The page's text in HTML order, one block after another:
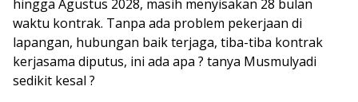
hingga Agustus 2028, masih menyisakan 28 bulan
waktu kontrak. Tanpa ada problem pekerjaan di
lapangan, hubungan baik terjaga, tiba-tiba kontrak
kerjasama diputus, ini ada apa ? tanya Musmulyadi
sedikit kesal ?